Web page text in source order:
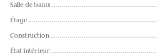
Salle de bains
Étage
Construction
État intérieur